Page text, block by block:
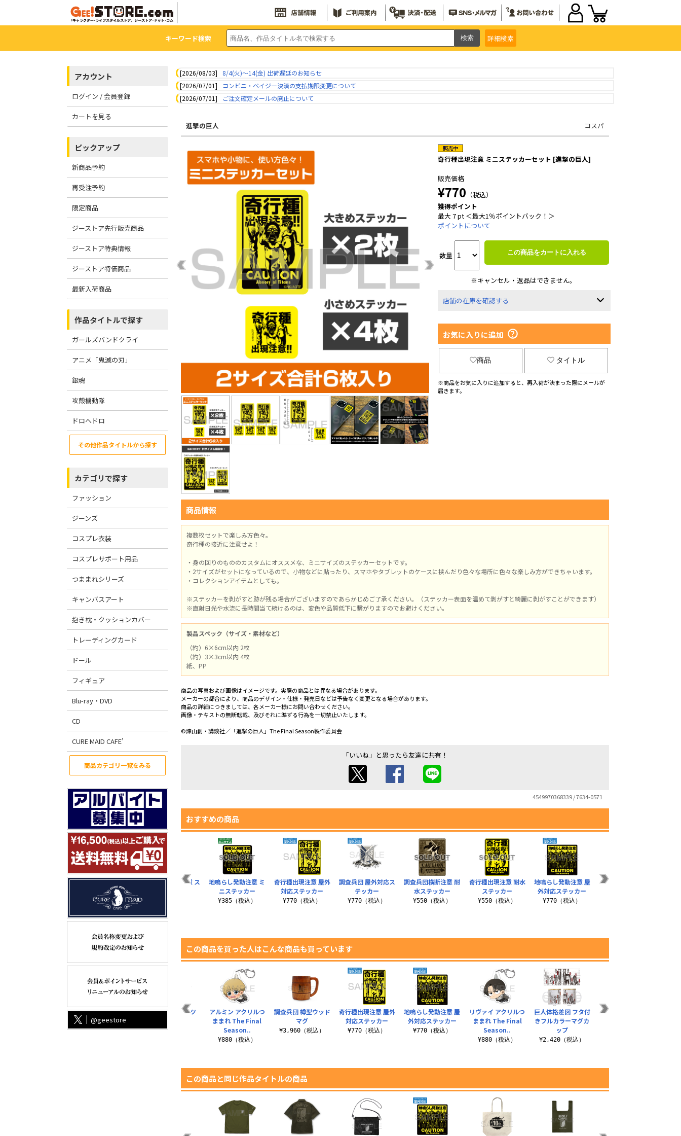
キーワード検索 詳細検索
アカウント
ログイン / 会員登録
カートを見る
ピックアップ
新商品予約
再受注予約
限定商品
ジーストア先行販売商品
ジーストア特典情報
ジーストア特価商品
最新入荷商品
作品タイトルで探す
ガールズバンドクライ
アニメ「鬼滅の刃」
銀魂
攻殻機動隊
ドロヘドロ
その他作品タイトルから探す
カテゴリで探す
ファッション
ジーンズ
コスプレ衣装
コスプレサポート用品
つままれシリーズ
キャンバスアート
抱き枕・クッションカバー
トレーディングカード
ドール
フィギュア
Blu-ray・DVD
CD
CURE MAID CAFE’
商品カテゴリ一覧をみる
@geestore
[2026/08/03]
8/4(火)～14(金) 出荷遅延のお知らせ
[2026/07/01]
コンビニ・ペイジー決済の支払期限変更について
[2026/07/01]
ご注文確定メールの廃止について
進撃の巨人 コスパ
奇行種出現注意 ミニステッカーセット [進撃の巨人]
販売価格
¥770 （税込）
獲得ポイント
最大 7 pt ＜最大1％ポイントバック！＞
ポイントについて
数量 この商品をカートに入れる
※キャンセル・返品はできません。
店舗の在庫を確認する
お気に入りに追加
商品 タイトル
※商品をお気に入りに追加すると、再入荷が決まった際にメールが
届きます。
商品情報
複数枚セットで楽しみ方色々。
奇行種の接近に注意せよ！
・身の回りのもののカスタムにオススメな、ミニサイズのステッカーセットです。
・2サイズがセットになっているので、小物などに貼ったり、スマホやタブレットのケースに挟んだり色々な場所に色々な楽しみ方ができちゃいます。
・コレクションアイテムとしても。
※ステッカーを剥がすと跡が残る場合がございますのであらかじめご了承ください。（ステッカー表面を温めて剥がすと綺麗に剥がすことができます）
※直射日光や水流に長時間当て続けるのは、変色や品質低下に繋がりますのでお避けください。
製品スペック（サイズ・素材など）
（約）6×6cm以内 2枚
（約）3×3cm以内 4枚
紙、PP
商品の写真および画像はイメージです。実際の商品とは異なる場合があります。
メーカーの都合により、商品のデザイン・仕様・発売日などは予告なく変更となる場合があります。
商品の詳細につきましては、各メーカー様にお問い合わせください。
画像・テキストの無断転載、及びそれに準ずる行為を一切禁止いたします。
©諫山創・講談社／「進撃の巨人」The Final Season製作委員会
「いいね」と思ったら友達に共有！
4549970368339 / 7634-0571
おすすめの商品
調査兵団 屋外対応ス
テッカー
¥770（税込）
調査兵団横断注意 耐
水ステッカー
¥550（税込）
奇行種出現注意 耐水
ステッカー
¥550（税込）
地鳴らし発動注意 屋
外対応ステッカー
¥770（税込）
調査兵団 耐水ステッ
調査兵団 ミニステッ
カー
¥385（税込）
地鳴らし発動注意 ス
地鳴らし発動注意 ミ
ニステッカー
¥385（税込）
奇行種出現注意 屋外
対応ステッカー
¥770（税込）
この商品を買った人はこんな商品も買っています
奇行種出現注意 屋外
対応ステッカー
¥770（税込）
地鳴らし発動注意 屋
外対応ステッカー
¥770（税込）
リヴァイ アクリルつ
ままれ The Final
Season..
¥880（税込）
巨人体格差図 フタ付
きフルカラーマグカ
ップ
¥2,420（税込）
調査兵団 屋外対応ス
リヴァイ アクセサリ
九つの巨人 Tシャツ
Ver2.0
¥3,300（税込）
調査兵団 Tシャツ
¥3,300（税込）
アルミン アクリルつ
ままれ The Final
Season..
¥880（税込）
調査兵団 樽型ウッド
マグ
¥3,960（税込）
この商品と同じ作品タイトルの商品